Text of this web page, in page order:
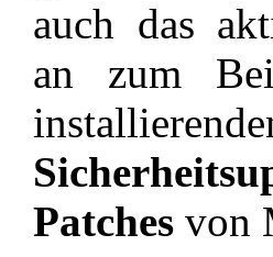
auch das
an zum
Patches von